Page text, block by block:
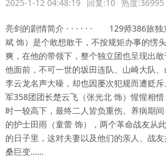
2025-1-12 04:48:19 回复:10 热度:36995
亮剑的剧情简介 · · · · · · 129师386旅独
斌 饰）是个敢想敢干，不按规矩办事的愣
爽，在他的带领下，整个独立团也呈现出
他面前，不可一世的坂田连队、山崎大队、
李云龙名声大噪，却也因屡次犯规而遭贬
军358团团长楚云飞（张光北 饰）惺惺相
时一较高下，最终二人皆负重伤。养病期
的护士田雨（童蕾 饰），两个革命战友从
的日子里，这对夫妻以及他们的亲人、战
桑巨变……